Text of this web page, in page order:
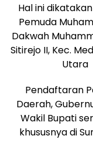
Hal ini
Pemuda
Dakwah
Sitirejo II, Kec.
Utara
Pendaftaran
Daerah,
Wakil Bupati
khususnya di